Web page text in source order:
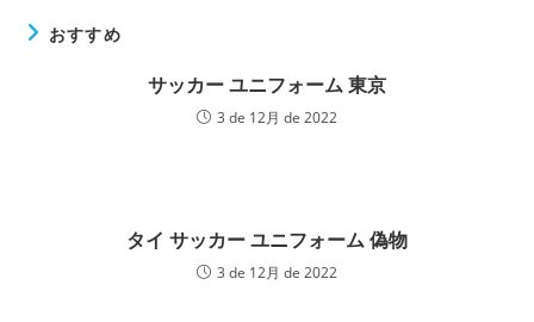
おすすめ
サッカー ユニフォーム 東京
3 de 12月 de 2022
タイ サッカー ユニフォーム 偽物
3 de 12月 de 2022